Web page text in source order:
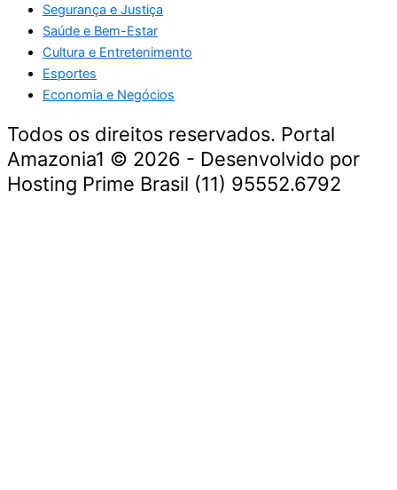
Segurança e Justiça
Saúde e Bem-Estar
Cultura e Entretenimento
Esportes
Economia e Negócios
Todos os direitos reservados. Portal
Amazonia1 © 2026 - Desenvolvido por
Hosting Prime Brasil (11) 95552.6792